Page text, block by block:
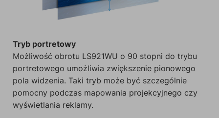
Tryb portretowy
Możliwość obrotu LS921WU o 90 stopni do trybu
portretowego umożliwia zwiększenie pionowego
pola widzenia. Taki tryb może być szczególnie
pomocny podczas mapowania projekcyjnego czy
wyświetlania reklamy.